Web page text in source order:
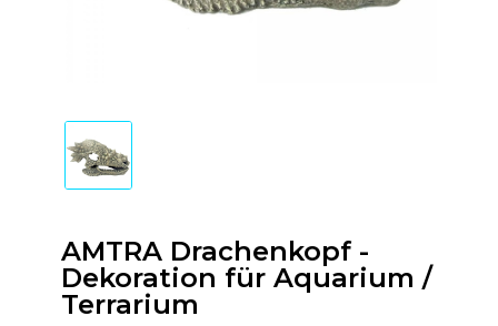
AMTRA Drachenkopf -
Dekoration für Aquarium /
Terrarium